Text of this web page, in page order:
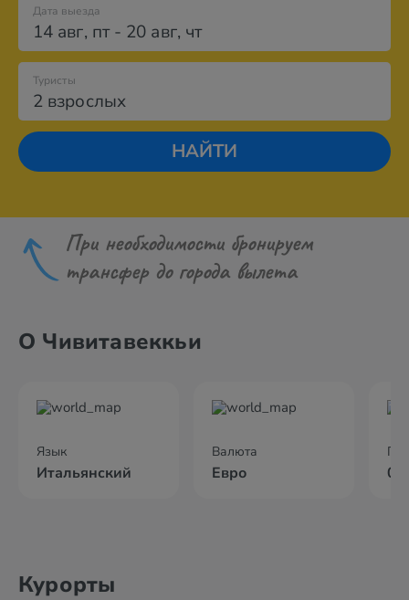
Дата выезда
14 авг, пт- 20 авг, чт
2 взрослых
Туристы
НАЙТИ
При необходимости бронируем
трансфер до города вылета
О Чивитавеккьи
Язык
Итальянский
Валюта
Евро
Курорты